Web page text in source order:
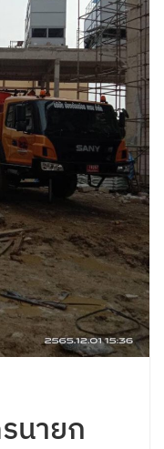
นายก